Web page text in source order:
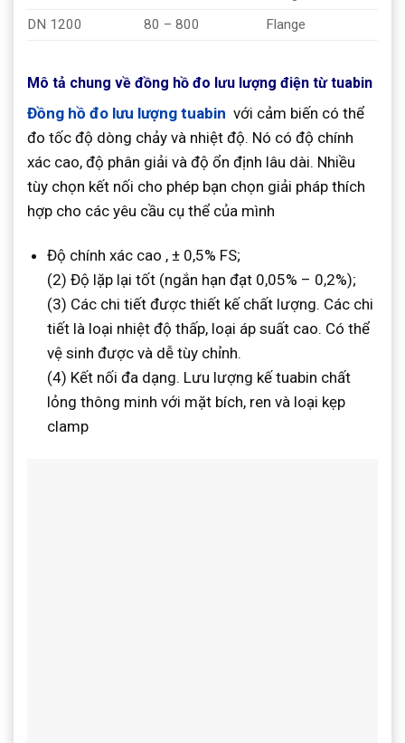
DN 1200
80 – 800 Flange
Mô tả chung về đồng hồ đo lưu lượng điện từ tuabin
Đồng hồ đo lưu lượng tuabin với cảm biến có thể
đo tốc độ dòng chảy và nhiệt độ. Nó có độ chính
xác cao, độ phân giải và độ ổn định lâu dài. Nhiều
tùy chọn kết nối cho phép bạn chọn giải pháp thích
hợp cho các yêu cầu cụ thể của mình
Độ chính xác cao , ± 0,5% FS;
(2) Độ lặp lại tốt (ngắn hạn đạt 0,05% – 0,2%);
(3) Các chi tiết được thiết kế chất lượng. Các chi
tiết là loại nhiệt độ thấp, loại áp suất cao. Có thể
vệ sinh được và dễ tùy chỉnh.
(4) Kết nối đa dạng. Lưu lượng kế tuabin chất
lỏng thông minh với mặt bích, ren và loại kẹp
clamp